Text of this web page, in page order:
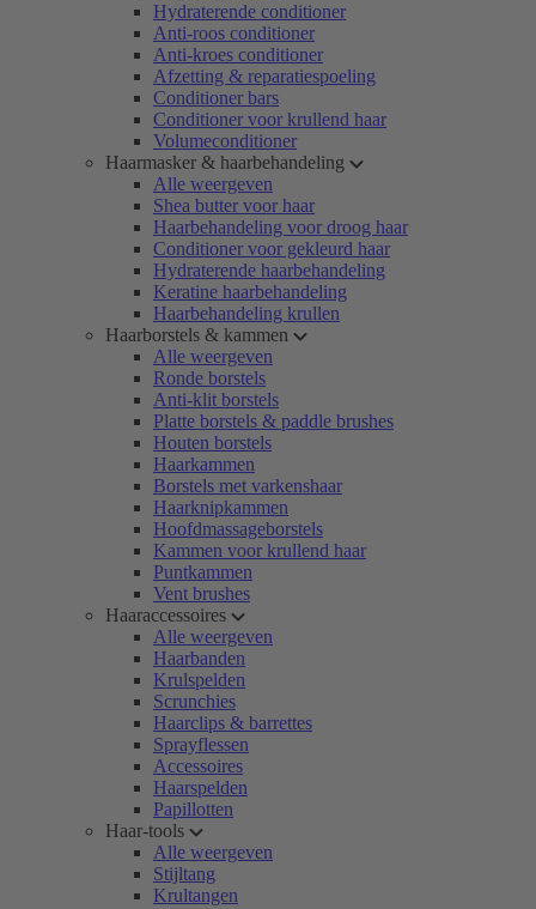
Hydraterende conditioner
Anti-roos conditioner
Anti-kroes conditioner
Afzetting & reparatiespoeling
Conditioner bars
Conditioner voor krullend haar
Volumeconditioner
Haarmasker & haarbehandeling
Alle weergeven
Shea butter voor haar
Haarbehandeling voor droog haar
Conditioner voor gekleurd haar
Hydraterende haarbehandeling
Keratine haarbehandeling
Haarbehandeling krullen
Haarborstels & kammen
Alle weergeven
Ronde borstels
Anti-klit borstels
Platte borstels & paddle brushes
Houten borstels
Haarkammen
Borstels met varkenshaar
Haarknipkammen
Hoofdmassageborstels
Kammen voor krullend haar
Puntkammen
Vent brushes
Haaraccessoires
Alle weergeven
Haarbanden
Krulspelden
Scrunchies
Haarclips & barrettes
Sprayflessen
Accessoires
Haarspelden
Papillotten
Haar-tools
Alle weergeven
Stijltang
Krultangen